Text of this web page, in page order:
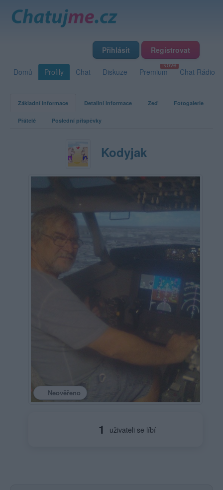
Přihlásit Registrovat
Domů Profily Chat Diskuze Premium Chat Rádio
Základní informace Detailní informace Zeď Fotogalerie
Přátelé Poslední příspěvky
Kodyjak
Neověřeno
1 uživateli se líbí